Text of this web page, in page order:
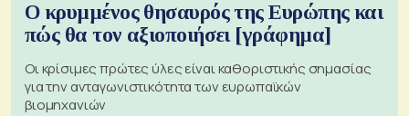
Ο κρυμμένος θησαυρός της Ευρώπης και
πώς θα τον αξιοποιήσει [γράφημα]
Οι κρίσιμες πρώτες ύλες είναι καθοριστικής σημασίας
για την ανταγωνιστικότητα των ευρωπαϊκών
βιομηχανιών